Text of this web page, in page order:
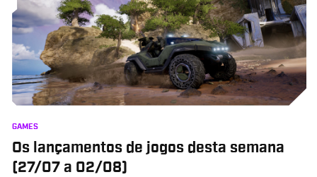
GAMES
Os lançamentos de jogos desta semana
(27/07 a 02/08)